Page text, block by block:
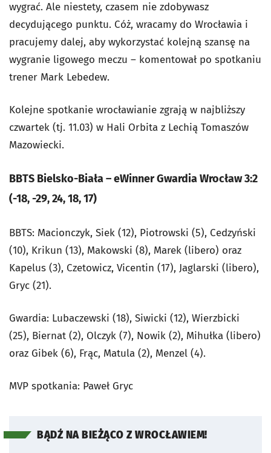
wygrać. Ale niestety, czasem nie zdobywasz
decydującego punktu. Cóż, wracamy do Wrocławia i
pracujemy dalej, aby wykorzystać kolejną szansę na
wygranie ligowego meczu – komentował po spotkaniu
trener Mark Lebedew.
Kolejne spotkanie wrocławianie zgrają w najbliższy
czwartek (tj. 11.03) w Hali Orbita z Lechią Tomaszów
Mazowiecki.
BBTS Bielsko-Biała – eWinner Gwardia Wrocław 3:2
(-18, -29, 24, 18, 17)
BBTS: Macionczyk, Siek (12), Piotrowski (5), Cedzyński
(10), Krikun (13), Makowski (8), Marek (libero) oraz
Kapelus (3), Czetowicz, Vicentin (17), Jaglarski (libero),
Gryc (21).
Gwardia: Lubaczewski (18), Siwicki (12), Wierzbicki
(25), Biernat (2), Olczyk (7), Nowik (2), Mihułka (libero)
oraz Gibek (6), Frąc, Matula (2), Menzel (4).
MVP spotkania: Paweł Gryc
BĄDŹ NA BIEŻĄCO Z WROCŁAWIEM!